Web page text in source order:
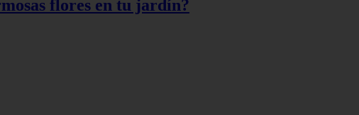
flores en tu jardín?